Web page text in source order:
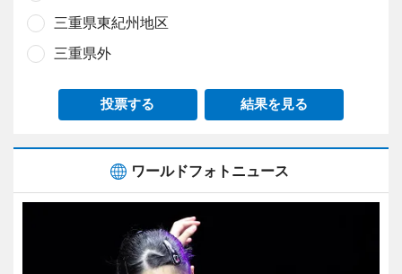
三重県東紀州地区
三重県外
投票する 結果を見る
ワールドフォトニュース